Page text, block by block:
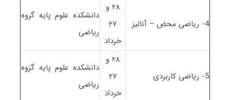
4- ریاضی محض – آنالیز
۲۸ و
۲۷
خرداد
دانشکده علوم پایه گروه
ریاضی
5- ریاضی کاربردی
۲۸ و
۲۷
خرداد
دانشکده علوم پایه گروه
ریاضی